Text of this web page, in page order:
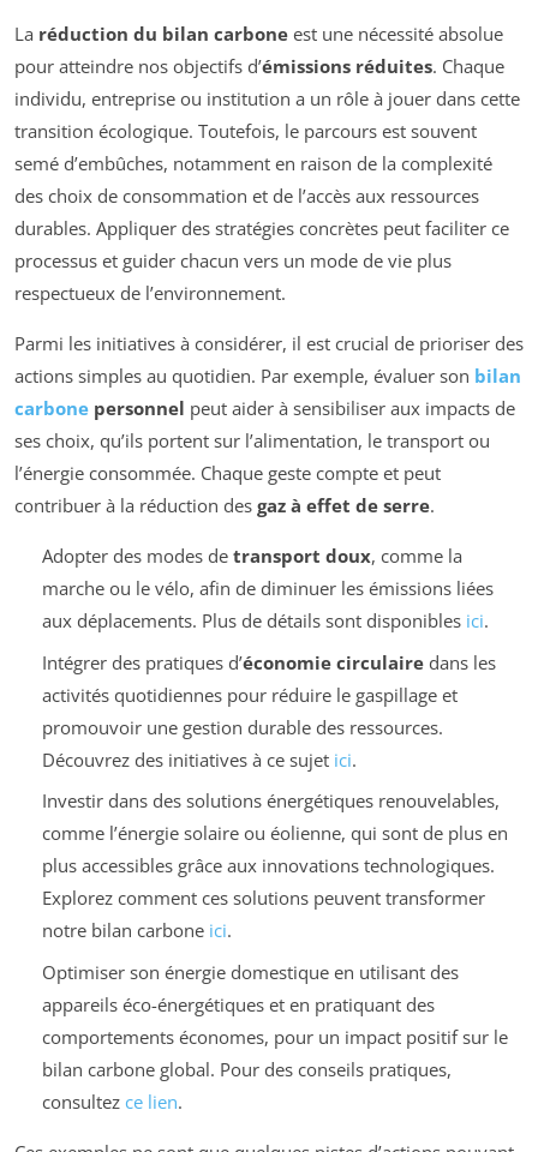
La réduction du bilan carbone est une nécessité absolue
pour atteindre nos objectifs d’émissions réduites. Chaque
individu, entreprise ou institution a un rôle à jouer dans cette
transition écologique. Toutefois, le parcours est souvent
semé d’embûches, notamment en raison de la complexité
des choix de consommation et de l’accès aux ressources
durables. Appliquer des stratégies concrètes peut faciliter ce
processus et guider chacun vers un mode de vie plus
respectueux de l’environnement.
Parmi les initiatives à considérer, il est crucial de prioriser des
actions simples au quotidien. Par exemple, évaluer son bilan
carbone personnel peut aider à sensibiliser aux impacts de
ses choix, qu’ils portent sur l’alimentation, le transport ou
l’énergie consommée. Chaque geste compte et peut
contribuer à la réduction des gaz à effet de serre.
Adopter des modes de transport doux, comme la
marche ou le vélo, afin de diminuer les émissions liées
aux déplacements. Plus de détails sont disponibles ici.
Intégrer des pratiques d’économie circulairedans les
activités quotidiennes pour réduire le gaspillage et
promouvoir une gestion durable des ressources.
Découvrez des initiatives à ce sujet ici.
Investir dans des solutions énergétiques renouvelables,
comme l’énergie solaire ou éolienne, qui sont de plus en
plus accessibles grâce aux innovations technologiques.
Explorez comment ces solutions peuvent transformer
notre bilan carbone ici.
Optimiser son énergie domestique en utilisant des
appareils éco-énergétiques et en pratiquant des
comportements économes, pour un impact positif sur le
bilan carbone global. Pour des conseils pratiques,
consultez ce lien.